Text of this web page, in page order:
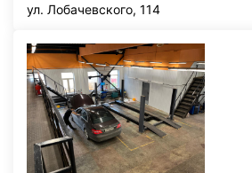
ул. Лобачевского, 114